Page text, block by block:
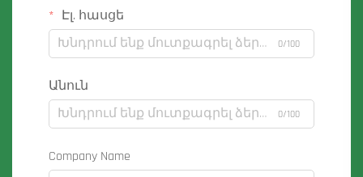
Էլ. հասցե
0/100
Անուն
0/100
Company Name